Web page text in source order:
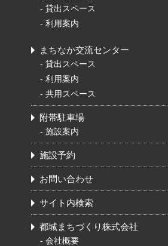
- 貸出スペース
- 利用案内
まちなか交流センター
- 貸出スペース
- 利用案内
- 共用スペース
附帯駐車場
- 施設案内
施設予約
お問い合わせ
サイト内検索
都城まちづくり株式会社
- 会社概要